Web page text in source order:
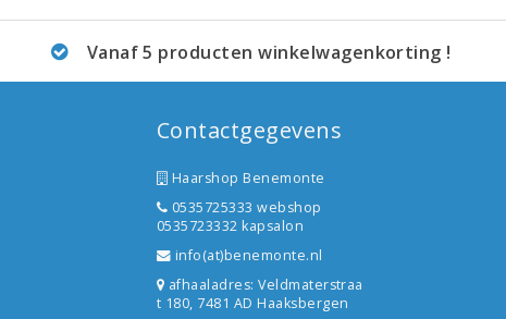
Vanaf 5 producten winkelwagenkorting !
Contactgegevens
Haarshop Benemonte
0535725333 webshop
0535723332 kapsalon
info(at)benemonte.nl
afhaaladres: Veldmaterstraa
t 180, 7481 AD Haaksbergen